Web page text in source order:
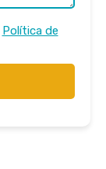
Política de